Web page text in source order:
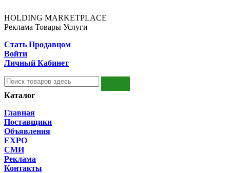
HOLDING MARKETPLACE
Реклама Товары Услуги
Стать Продавцом
Войти
Личный Кабинет
Каталог
Главная
Поставщики
Объявления
EXPO
СМИ
Реклама
Контакты